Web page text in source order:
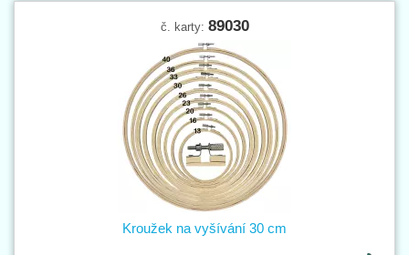
č. karty: 89030
Kroužek na vyšívání 30 cm